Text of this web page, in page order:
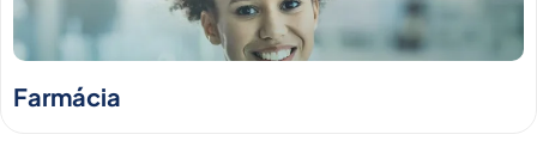
Farmácia